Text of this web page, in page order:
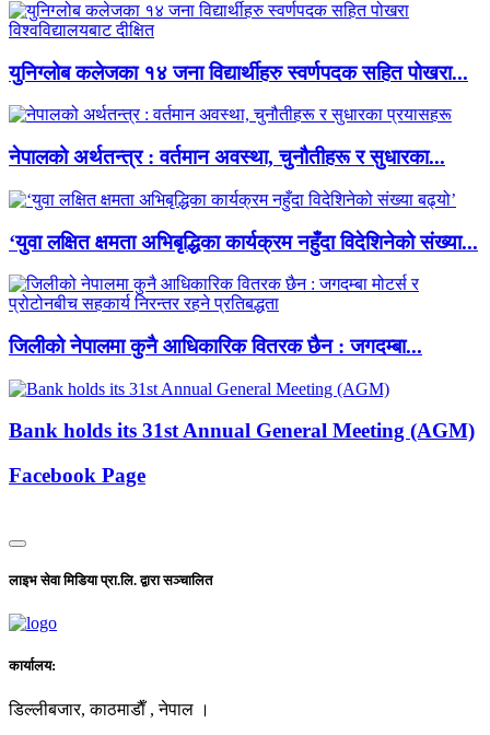
युनिग्लोब कलेजका १४ जना विद्यार्थीहरु स्वर्णपदक सहित पोखरा...
नेपालको अर्थतन्त्र : वर्तमान अवस्था, चुनौतीहरू र सुधारका...
‘युवा लक्षित क्षमता अभिबृद्धिका कार्यक्रम नहुँदा विदेशिनेको संख्या...
जिलीको नेपालमा कुनै आधिकारिक वितरक छैन : जगदम्बा...
Bank holds its 31st Annual General Meeting (AGM)
Facebook Page
लाइभ सेवा मिडिया प्रा.लि. द्वारा सञ्चालित
कार्यालय:
डिल्लीबजार, काठमाडाैँ , नेपाल ।